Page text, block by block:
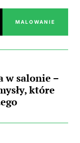
MALOWANIE
w salonie –
które